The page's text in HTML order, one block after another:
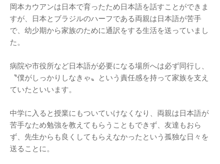
岡本カウアンは日本で育ったため日本語を話すことができま
すが、日本とブラジルのハーフである両親は日本語が苦手
で、幼少期から家族のために通訳をする生活を送っていまし
た。
病院や市役所など日本語が必要になる場所へは必ず同行し、
〝僕がしっかりしなきゃ〟という責任感を持って家族を支え
ていたといいます。
中学に入ると授業にもついていけなくなり、両親は日本語が
苦手なため勉強を教えてもらうこともできず、友達もおら
ず、先生からも良くしてもらえなかったという孤独な日々を
送ることに。